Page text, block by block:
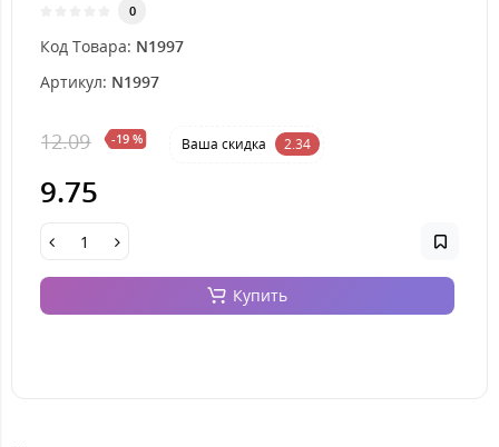
0
Код Товара: N1997
Артикул: N1997
12.09 -19 % Ваша cкидка 2.34
9.75
Купить